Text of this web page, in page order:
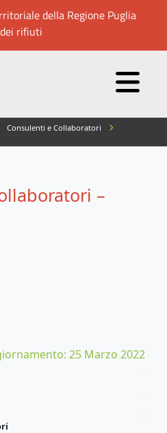
della Regione Puglia
rifiuti
Consulenti e Collaboratori
–
25 Marzo 2022